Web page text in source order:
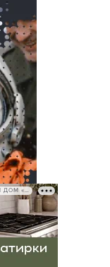
РЕКЛАМА • ООО СТРОИТЕЛЬНЫЙ ТОРГОВЫЙ ДОМ «ПЕТРОВИЧ», ИНН 7802348846